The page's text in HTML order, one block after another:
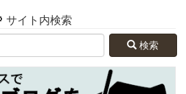
サイト内検索
検索